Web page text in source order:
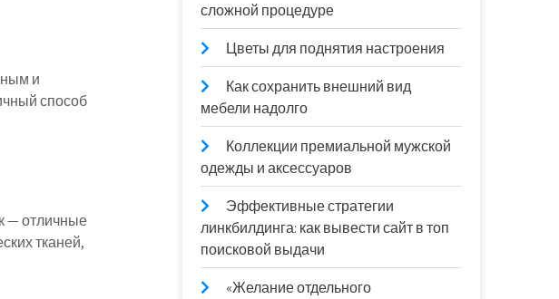
и
способ
— отличные
тканей,
сложной процедуре
Цветы для поднятия настроения
Как сохранить внешний вид
мебели надолго
Коллекции премиальной мужской
одежды и аксессуаров
Эффективные стратегии
линкбилдинга: как вывести сайт в топ
поисковой выдачи
«Желание отдельного